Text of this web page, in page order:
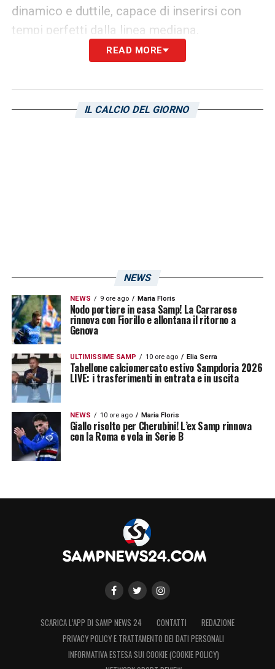
dinamico e duttile, capace di inserirsi con
tempi perfetti dalla linea mediana.
A raddoppiare fuMonterisi, difensore solido
definitivamente i giochi e a fissare il
notoriamente difficile da superare.
LA PLAYLIST DELLE NOSTRE TOP NEWS
READ MORE
IL CALCIO DEL GIORNO
NEWS
NEWS 9 ore ago Maria Floris
Nodo portiere in casa Samp! La Carrarese
rinnova con Fiorillo e allontana il ritorno a
Genova
ULTIMISSIME SAMP 10 ore ago Elia Serra
Tabellone calciomercato estivo Sampdoria 2026
LIVE: i trasferimenti in entrata e in uscita
NEWS 10 ore ago Maria Floris
Giallo risolto per Cherubini! L’ex Samp rinnova
con la Roma e vola in Serie B
SCARICA L’APP DI SAMP NEWS 24 CONTATTI
REDAZIONE
PRIVACY POLICY E TRATTAMENTO DEI DATI PERSONALI
INFORMATIVA ESTESA SUI COOKIE (COOKIE POLICY)